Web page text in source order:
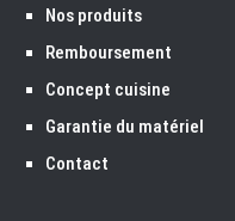
Nos produits
Remboursement
Concept cuisine
Garantie du matériel
Contact